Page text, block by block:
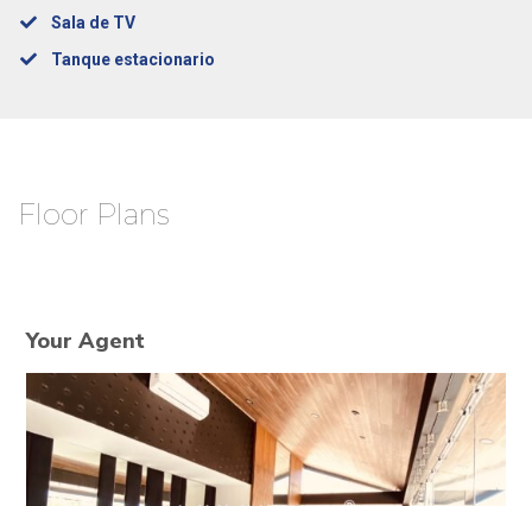
Sala de TV
Tanque estacionario
Floor Plans
Your Agent